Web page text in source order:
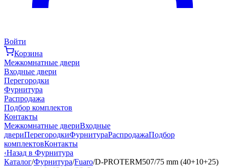
Войти
Корзина
Межкомнатные двери
Входные двери
Перегородки
Фурнитура
Распродажа
Подбор комплектов
Контакты
Межкомнатные двериВходные
двериПерегородкиФурнитураРаспродажаПодбор
комплектовКонтакты
‹Назад в Фурнитура
Каталог/Фурнитура/Fuaro/D-PROTERM507/75 mm (40+10+25)